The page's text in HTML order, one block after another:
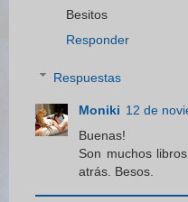
Besitos
Responder
Respuestas
Moniki 12 de
Buenas!
Son muchos
atrás. Besos.